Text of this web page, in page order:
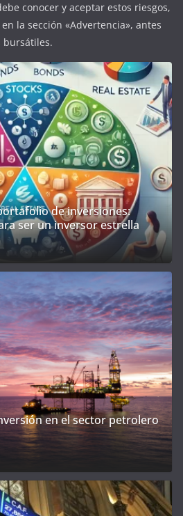
conocer y aceptar estos riesgos,
la sección «Advertencia», antes
bursátiles.
de inversiones:
ser un inversor estrella
en el sector petrolero